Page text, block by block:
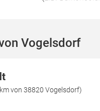
Vogelsdorf
von 38820 Vogelsdorf)